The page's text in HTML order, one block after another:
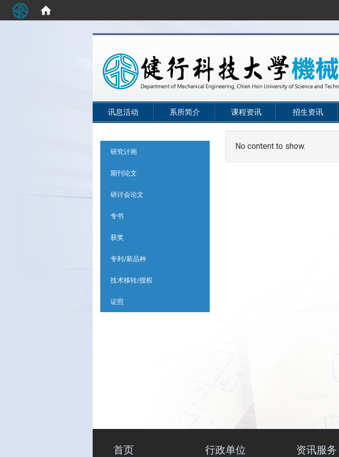
讯息活动 系所简介 课程资讯 招生资讯
研究计画
期刊论文
研讨会论文
专书
获奖
专利/新品种
技术移转/授权
证照
No content to show.
首页 行政单位 资讯服务